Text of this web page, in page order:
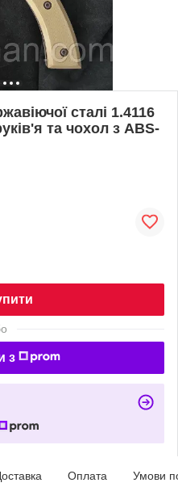
сталі 1.4116
та чохол з ABS-
з
Оплата Умови